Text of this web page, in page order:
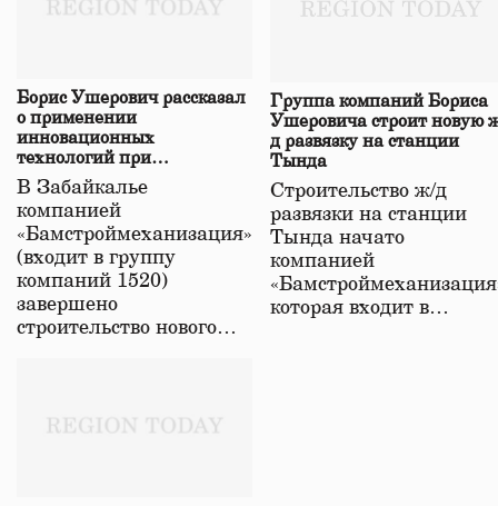
Борис Ушерович рассказал
о применении
инновационных
технологий при
строительстве нового моста
в Забайкалье
В Забайкалье
компанией
«Бамстроймеханизация»
(входит в группу
компаний 1520)
завершено
строительство нового…
Группа компаний Бориса
Ушеровича строит новую
д развязку на станции
Тында
Строительство ж/д
развязки на станции
Тында начато
компанией
которая входит в…